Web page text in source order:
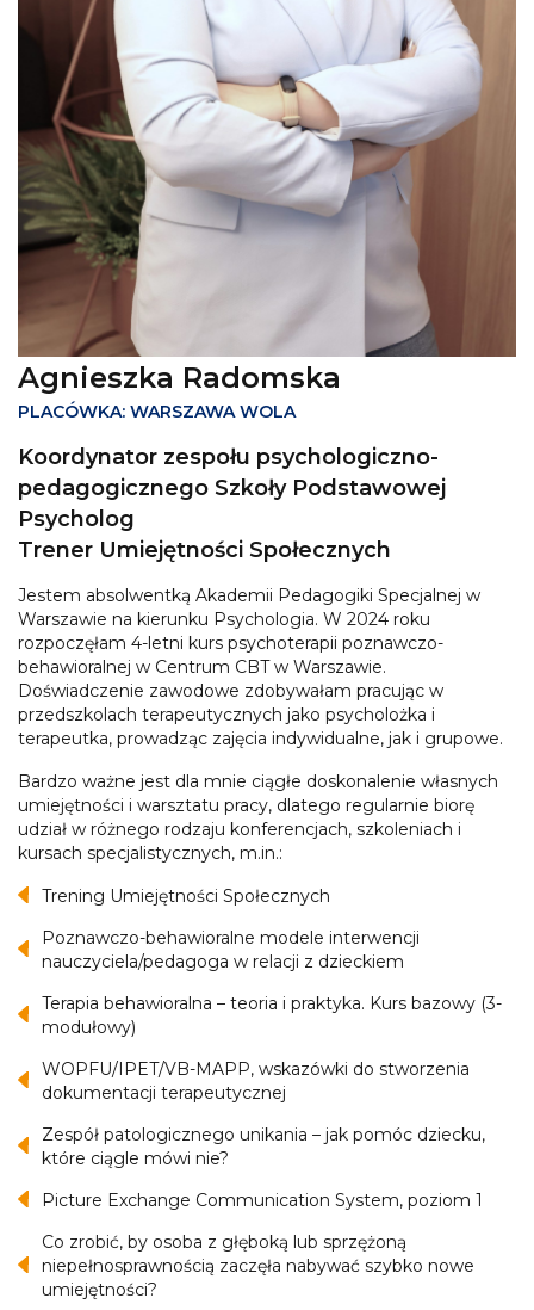
Agnieszka Radomska
PLACÓWKA: WARSZAWA WOLA
Koordynator zespołu psychologiczno-
pedagogicznego Szkoły Podstawowej
Psycholog
Trener Umiejętności Społecznych
Jestem absolwentką Akademii Pedagogiki Specjalnej w
Warszawie na kierunku Psychologia. W 2024 roku
rozpoczęłam 4-letni kurs psychoterapii poznawczo-
behawioralnej w Centrum CBT w Warszawie.
Doświadczenie zawodowe zdobywałam pracując w
przedszkolach terapeutycznych jako psycholożka i
terapeutka, prowadząc zajęcia indywidualne, jak i grupowe.
Bardzo ważne jest dla mnie ciągłe doskonalenie własnych
umiejętności i warsztatu pracy, dlatego regularnie biorę
udział w różnego rodzaju konferencjach, szkoleniach i
kursach specjalistycznych, m.in.:
Trening Umiejętności Społecznych
Poznawczo-behawioralne modele interwencji
nauczyciela/pedagoga w relacji z dzieckiem
Terapia behawioralna – teoria i praktyka. Kurs bazowy (3-
modułowy)
WOPFU/IPET/VB-MAPP, wskazówki do stworzenia
dokumentacji terapeutycznej
Zespół patologicznego unikania – jak pomóc dziecku,
które ciągle mówi nie?
Picture Exchange Communication System, poziom 1
Co zrobić, by osoba z głęboką lub sprzężoną
niepełnosprawnością zaczęła nabywać szybko nowe
umiejętności?